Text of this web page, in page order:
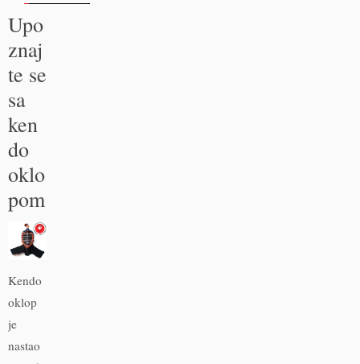
Upo
znaj
te se
sa
ken
do
oklo
pom
Kendo
oklop
je
nastao